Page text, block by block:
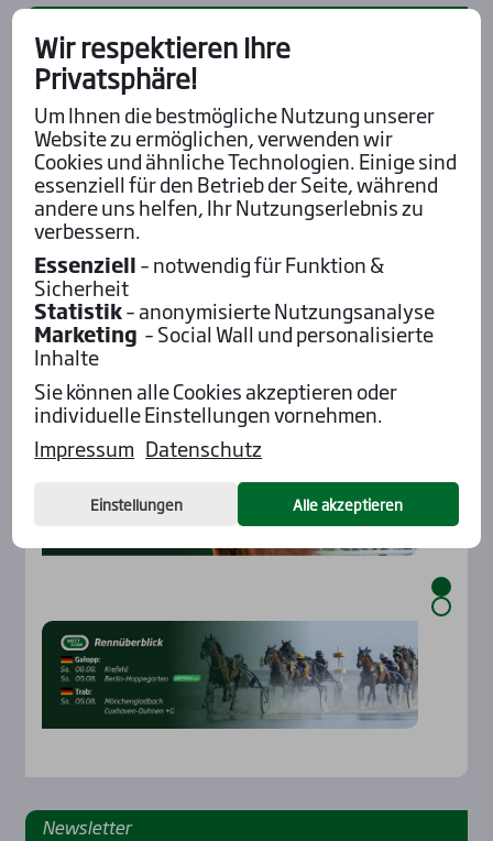
Aktu­el­les
News­let­ter
Wir respektieren Ihre
Privatsphäre!
Um Ihnen die bestmögliche Nutzung unserer
Website zu ermöglichen, verwenden wir
Cookies und ähnliche Technologien. Einige sind
essenziell für den Betrieb der Seite, während
andere uns helfen, Ihr Nutzungserlebnis zu
verbessern.
Essenziell– notwendig für Funktion &
Sicherheit
Statistik– anonymisierte Nutzungsanalyse
Marketing – Social Wall und personalisierte
Inhalte
Sie können alle Cookies akzeptieren oder
individuelle Einstellungen vornehmen.
Impressum Datenschutz
Einstellungen Alle akzeptieren